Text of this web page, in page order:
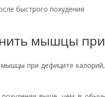
мышцы
при дефиците